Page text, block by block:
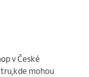
v České
mohou